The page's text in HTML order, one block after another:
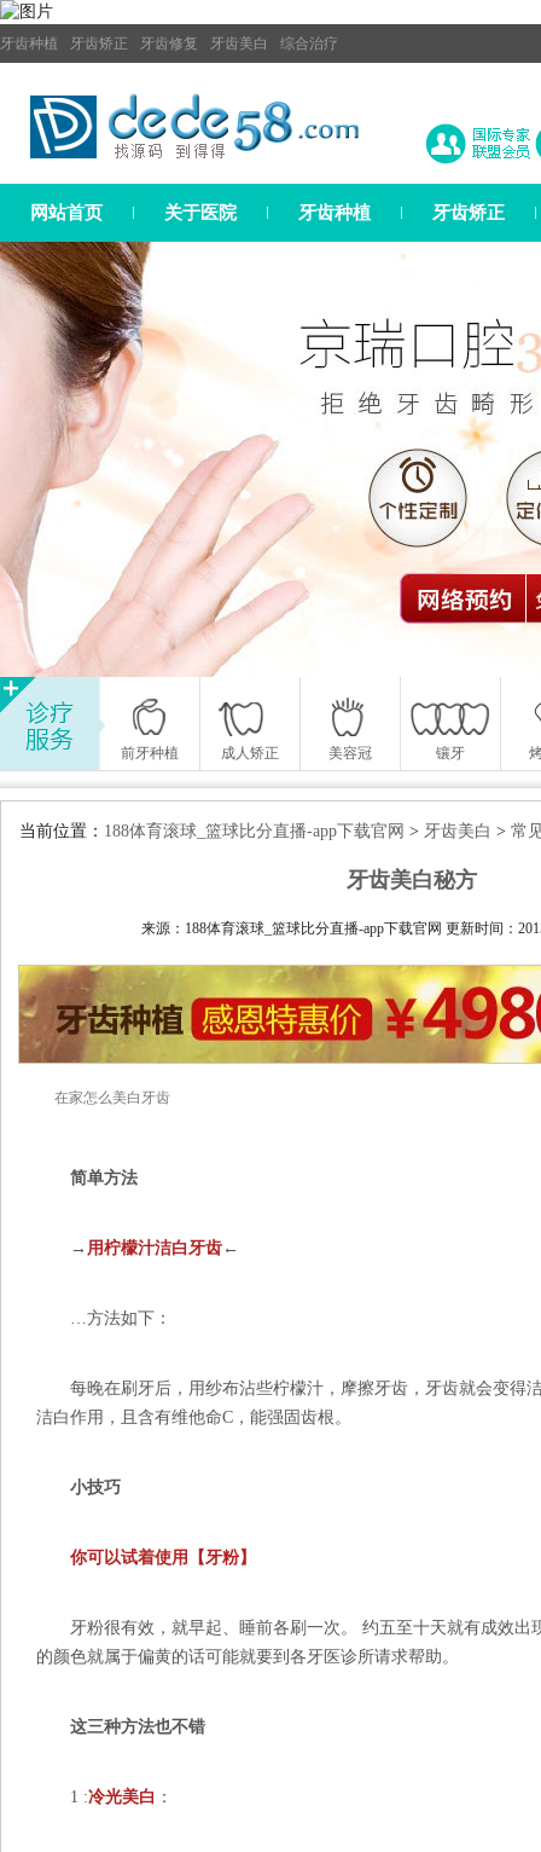
牙齿种植 牙齿矫正 牙齿修复 牙齿美白 综合治疗
网站首页 关于医院 牙齿种植 牙齿矫正
前牙种植 成人矫正 美容冠 镶牙
当前位置： 188体育滚球_篮球比分直播-app下载官网 > 牙齿美白 > 常
牙齿美白秘方
来源：188体育滚球_篮球比分直播-app下载官网 更新时间：
在家怎么美白牙齿
简单方法
→ 用柠檬汁洁白牙齿 ←
…方法如下：
每晚在刷牙后，用纱布沾些柠檬汁，摩擦牙齿，牙齿就会变得
洁白作用，且含有维他命C，能强固齿根。
小技巧
你可以试着使用【牙粉】
牙粉很有效，就早起、睡前各刷一次。 约五至十天就有成效出
的颜色就属于偏黄的话可能就要到各牙医诊所请求帮助。
这三种方法也不错
1 :冷光美白 ：